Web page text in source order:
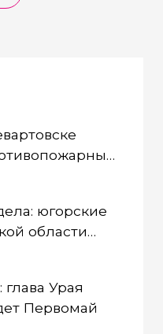
югорские
области
Урая
Первомай